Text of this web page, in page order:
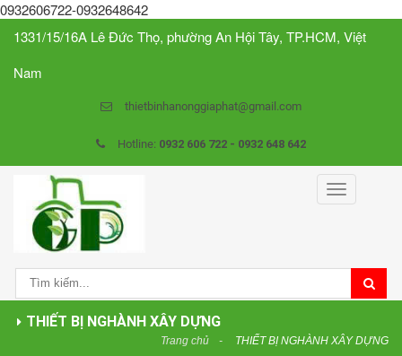
0932606722-0932648642
1331/15/16A Lê Đức Thọ, phường An Hội Tây, TP.HCM, Việt
Nam
thietbinhanonggiaphat@gmail.com
Hotline: 0932 606 722 - 0932 648 642
Toggle
navigation
THIẾT BỊ NGHÀNH XÂY DỰNG
Trang chủ THIẾT BỊ NGHÀNH XÂY DỰNG